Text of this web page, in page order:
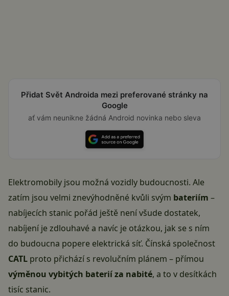
Přidat Svět Androida mezi preferované stránky na
Google
ať vám neunikne žádná Android novinka nebo sleva
Elektromobily jsou možná vozidly budoucnosti. Ale
zatím jsou velmi znevýhodněné kvůli svým bateriím –
nabíjecích stanic pořád ještě není všude dostatek,
nabíjení je zdlouhavé a navíc je otázkou, jak se s ním
do budoucna popere elektrická síť. Čínská společnost
CATL proto přichází s revolučním plánem – přímou
výměnou vybitých baterií za nabité, a to v desítkách
tisíc stanic.